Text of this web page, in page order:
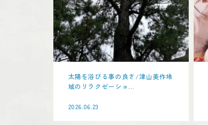
太陽を浴びる事の良さ/津山美作地
域のリラクゼーショ...
2026.06.23